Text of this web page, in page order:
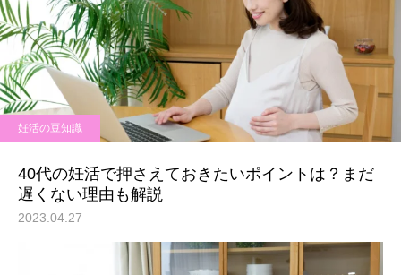
妊活・不妊・不育 男性不
妊活の豆知識
不妊治療で仕事辞めてよか
った。後悔しないための判
断基準と体験談
妊活の豆知識
流産後の妊娠はいつか
妊活再開のタイミング
安の解消法
妊活の豆知識
40代の妊活で押さえておきたいポイントは？まだ
遅くない理由も解説
2023.04.27